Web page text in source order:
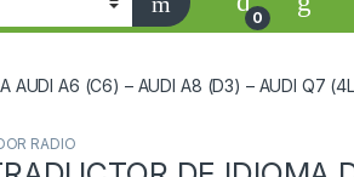
0
AUDI A6 (C6) – AUDI A8 (D3) – AUDI Q7
RADIO